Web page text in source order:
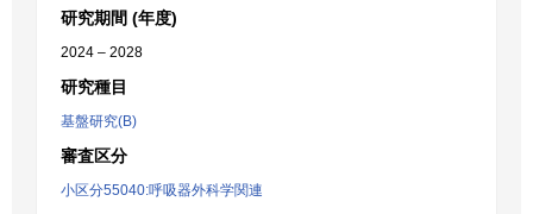
研究期間 (年度)
2024 – 2028
研究種目
基盤研究(B)
審査区分
小区分55040:呼吸器外科学関連